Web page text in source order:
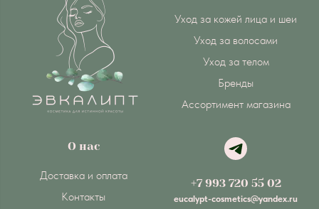
Уход за кожей лица и шеи
Уход за волосами
Уход за телом
Бренды
Ассортимент магазина
О нас
Доставка и оплата
Контакты
+7 993 720 55 02
eucalypt-cosmetics@yandex.ru